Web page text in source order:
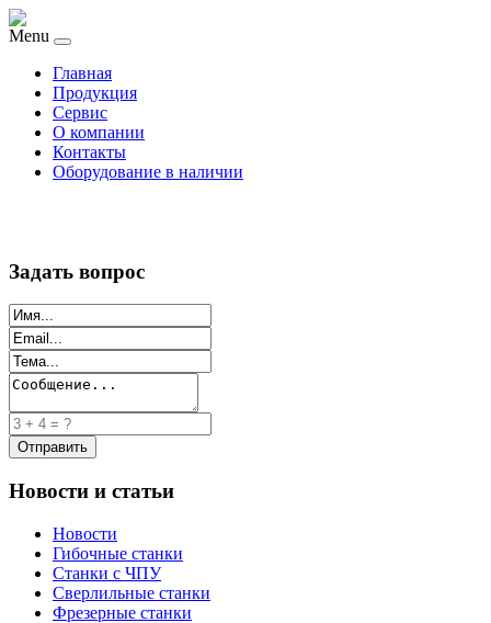
Menu
Главная
Продукция
Сервис
О компании
Контакты
Оборудование в наличии
Задать вопрос
Новости и статьи
Новости
Гибочные станки
Станки с ЧПУ
Сверлильные станки
Фрезерные станки